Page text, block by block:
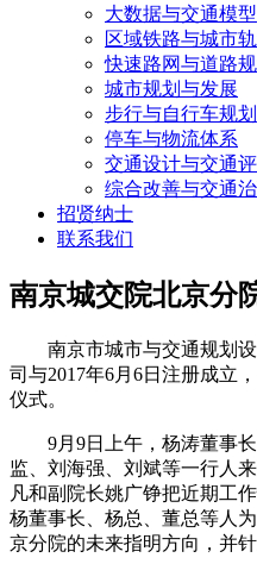
大数据与交通模型
区域铁路与城市
快速路网与道路规
城市规划与发展
步行与自行车规划
停车与物流体系
交通设计与交通
综合改善与交通
招贤纳士
联系我们
南京城交院北京分
南京市城市与交通规划
司与2017年6月6日注册成立
仪式。
9月9日上午，杨涛董事
监、刘海强、刘斌等一行人
凡和副院长姚广铮把近期工
杨董事长、杨总、董总等人
京分院的未来指明方向，并